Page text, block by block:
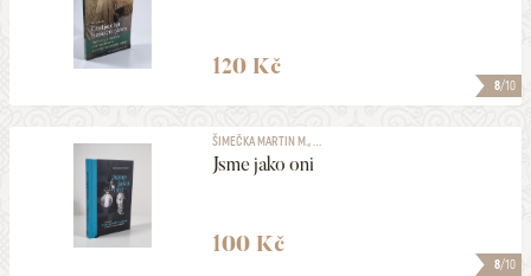
8/10
120 Kč
8/10
ŠIMEČKA MARTIN M., ...
Jsme jako oni
100 Kč